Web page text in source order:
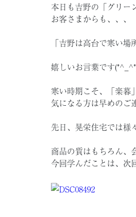
本日も吉野の「グリー
お客さまからも、、、
「吉野は高台で寒い場
嬉しいお言葉です
寒い時期こそ、「楽暮
気になる方は早めのご
先日、晃栄住宅では様
商品の質はもちろん、
今回学んだことは、次